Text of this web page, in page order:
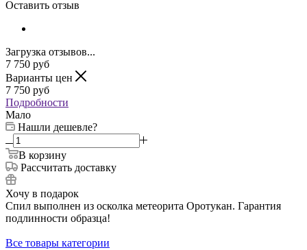
Оставить отзыв
Загрузка отзывов...
7 750 руб
Варианты цен
7 750 руб
Подробности
Мало
Нашли дешевле?
В корзину
Рассчитать доставку
Хочу в подарок
Спил выполнен из осколка метеорита Оротукан. Гарантия
подлинности образца!
Все товары категории